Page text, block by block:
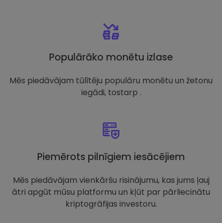
Populārāko monētu izlase
Mēs piedāvājam tūlītēju populāru monētu un žetonu
iegādi, tostarp .
Piemērots pilnīgiem iesācējiem
Mēs piedāvājam vienkāršu risinājumu, kas jums ļauj
ātri apgūt mūsu platformu un kļūt par pārliecinātu
kriptogrāfijas investoru.